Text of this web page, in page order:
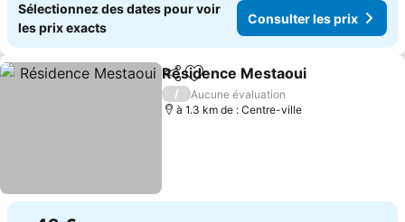
Sélectionnez des dates pour voir
les prix exacts
Consulter les prix
PartagerAjouter à mes favoris
Résidence Mestaoui
/
Aucune évaluation
à 1.3 km de : Centre-ville